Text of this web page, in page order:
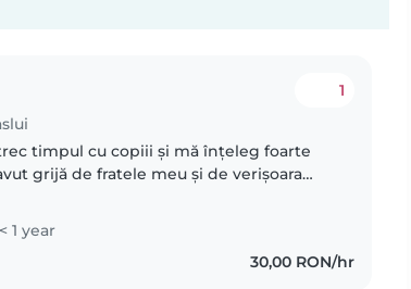
1
timpul cu copiii și mă înțeleg foarte
grijă de fratele meu și de verișoara
1 year
30,00 RON/hr